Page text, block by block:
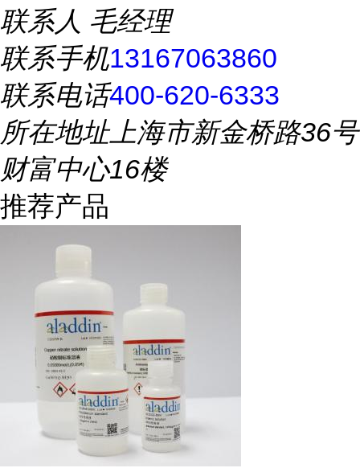
联系人 毛经理
联系手机13167063860
联系电话400-620-6333
所在地址上海市新金桥路36号
财富中心16楼
推荐产品